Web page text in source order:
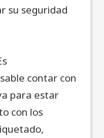
su seguridad
contar con
para estar
con los